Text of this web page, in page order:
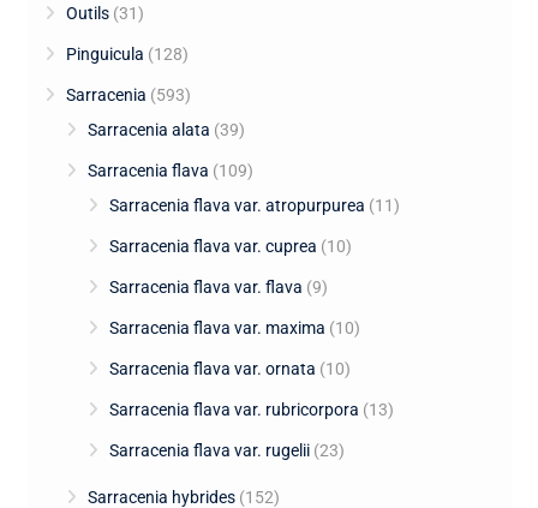
Outils (31)
Pinguicula (128)
Sarracenia (593)
Sarracenia alata (39)
Sarracenia flava (109)
Sarracenia flava var. atropurpurea (11)
Sarracenia flava var. cuprea (10)
Sarracenia flava var. flava (9)
Sarracenia flava var. maxima (10)
Sarracenia flava var. ornata (10)
Sarracenia flava var. rubricorpora (13)
Sarracenia flava var. rugelii (23)
Sarracenia hybrides (152)